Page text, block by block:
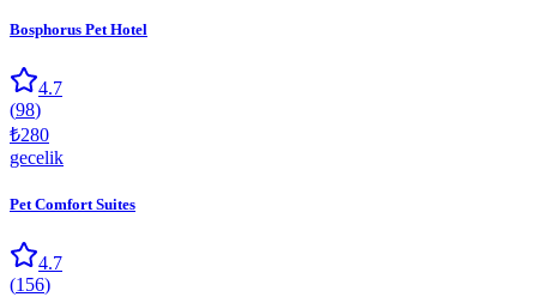
Bosphorus Pet Hotel
4.7
(98)
₺280
gecelik
Pet Comfort Suites
4.7
(156)